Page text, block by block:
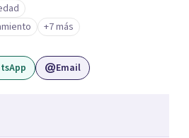
+7 más
Email